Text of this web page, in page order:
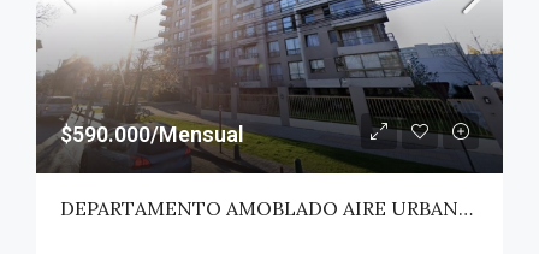
$590.000/Mensual
DEPARTAMENTO AMOBLADO AIRE URBANO (PAZ) – TALCA